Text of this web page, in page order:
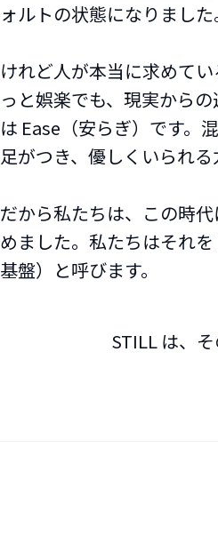
ォルトの状態になりました
けれど人が本当に求めて
っと娯楽でも、現実から
は Ease（安らぎ）です。
足がつき、優しくいられる
だから私たちは、この時
めました。私たちはそれ
基盤）と呼びます。
STILL は、そ